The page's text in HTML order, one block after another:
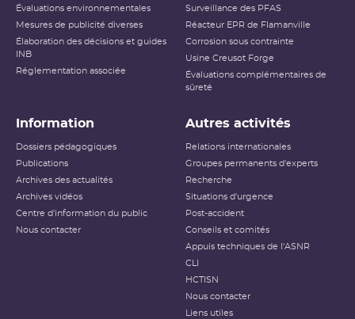
Évaluations environnementales
Mesures de publicité diverses
Élaboration des décisions et guides
INB
Réglementation associée
Surveillance des PFAS
Réacteur EPR de Flamanville
Corrosion sous contrainte
Usine Creusot Forge
Évaluations complémentaires de
sûreté
Information
Dossiers pédagogiques
Publications
Archives des actualités
Archives vidéos
Centre d'information du public
Nous contacter
Autres activités
Relations internationales
Groupes permanents d'experts
Recherche
Situations d'urgence
Post-accident
Conseils et comités
Appuis techniques de l'ASNR
CLI
HCTISN
Nous contacter
Liens utiles